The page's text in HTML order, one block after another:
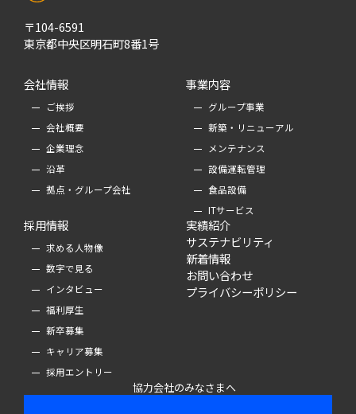
〒104-6591
東京都中央区明石町8番1号
会社情報
ご挨拶
会社概要
企業理念
沿革
拠点・グループ会社
事業内容
グループ事業
新築・リニューアル
メンテナンス
設備運転管理
食品設備
ITサービス
採用情報
求める人物像
数字で見る
インタビュー
福利厚生
新卒募集
キャリア募集
採用エントリー
実績紹介
サステナビリティ
新着情報
お問い合わせ
プライバシーポリシー
協力会社のみなさまへ